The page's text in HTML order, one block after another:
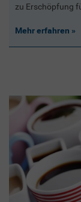
zu Erschöpfung
Mehr erfahren